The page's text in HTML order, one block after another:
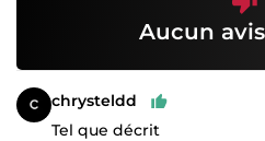
Aucun
chrysteldd
Tel que décrit